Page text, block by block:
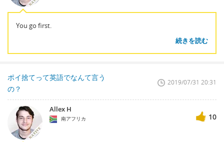
You go first.
続きを読む
ポイ捨てって英語でなんて言う
の？
2019/07/31 20:31
Allex H
南アフリカ 10